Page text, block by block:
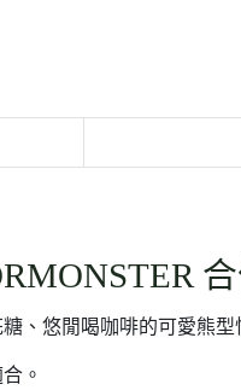
、悠閒喝咖啡的可愛熊型
。